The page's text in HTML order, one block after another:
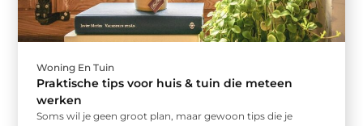
Woning En Tuin
Praktische tips voor huis & tuin die meteen
werken
Soms wil je geen groot plan, maar gewoon tips die je